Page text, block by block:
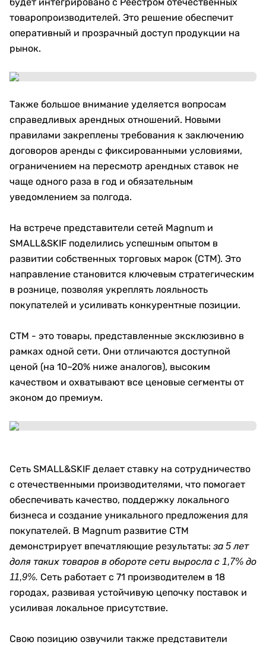
товаропроизводителей. Это решение обеспечит
оперативный и прозрачный доступ продукции на
рынок.
Также большое внимание уделяется вопросам
справедливых арендных отношений. Новыми
правилами закреплены требования к заключению
договоров аренды с фиксированными условиями,
ограничением на пересмотр арендных ставок не
чаще одного раза в год и обязательным
уведомлением за полгода.
На встрече представители сетей Magnum и
SMALL&SKIF поделились успешным опытом в
развитии собственных торговых марок (СТМ). Это
направление становится ключевым стратегическим
в рознице, позволяя укреплять лояльность
покупателей и усиливать конкурентные позиции.
СТМ - это товары, представленные эксклюзивно в
рамках одной сети. Они отличаются доступной
ценой (на 10–20% ниже аналогов), высоким
качеством и охватывают все ценовые сегменты от
эконом до премиум.
Сеть SMALL&SKIF делает ставку на сотрудничество
с отечественными производителями, что помогает
обеспечивать качество, поддержку локального
бизнеса и создание уникального предложения для
покупателей. В Magnum развитие СТМ
демонстрирует впечатляющие результаты: за 5 лет
доля таких товаров в обороте сети выросла с 1,7% до
11,9%. Сеть работает с 71 производителем в 18
городах, развивая устойчивую цепочку поставок и
усиливая локальное присутствие.
Свою позицию озвучили также представители